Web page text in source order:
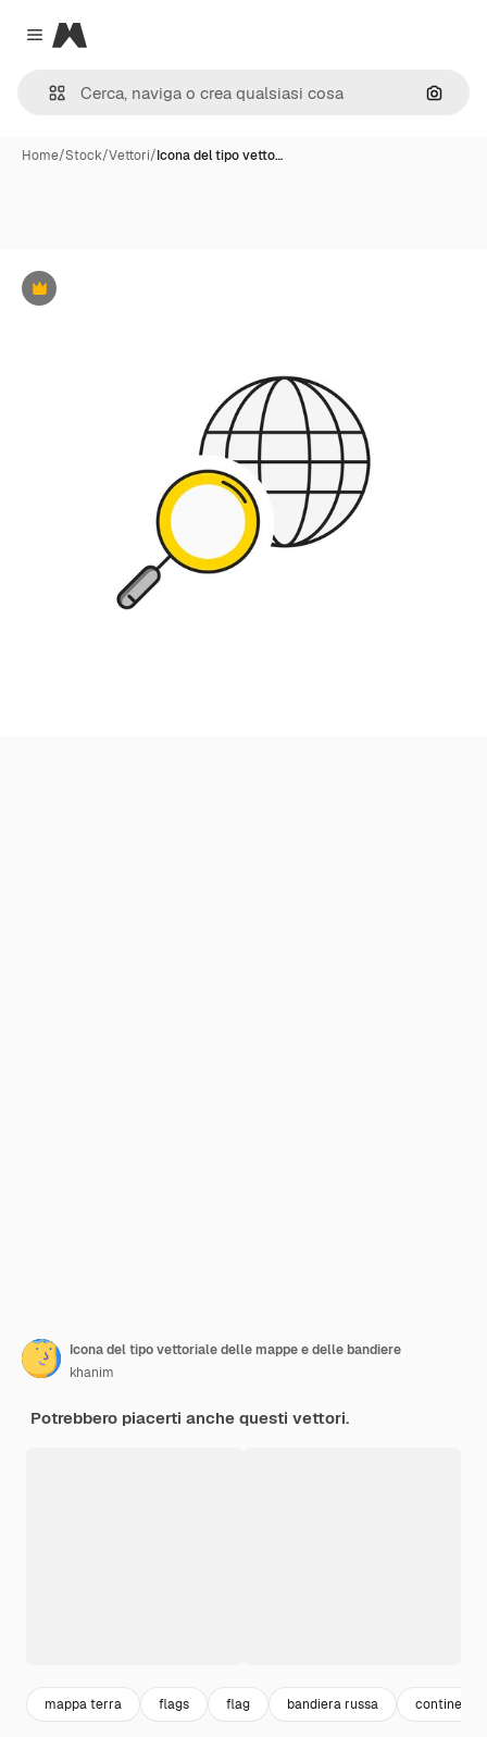
Close menu
Magnific
Cerca
Home/Stock/Vettori/Icona del tipo vetto…
Premium
Icona del tipo vettoriale delle mappe e delle bandiere
khanim
Potrebbero piacerti anche questi vettori.
mappa terra flags flag bandiera russa continenti